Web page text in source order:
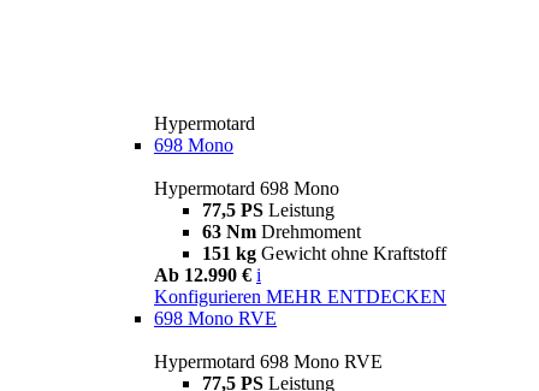
Hypermotard
698 Mono
Hypermotard 698 Mono
77,5 PS Leistung
63 Nm Drehmoment
151 kg Gewicht ohne Kraftstoff
Ab 12.990 € i
Konfigurieren MEHR ENTDECKEN
698 Mono RVE
Hypermotard 698 Mono RVE
77,5 PS Leistung